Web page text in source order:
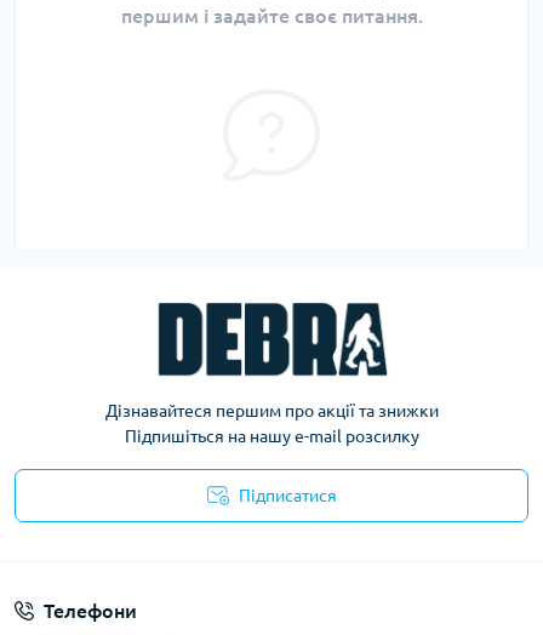
першим і задайте своє питання.
Дізнавайтеся першим про акції та знижки
Підпишіться на нашу e-mail розсилку
Підписатися
Телефони